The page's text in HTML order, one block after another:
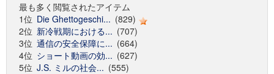
最も多く閲覧されたアイテム
1位 Die Ghettogeschi... (829)
2位 新冷戦期における... (707)
3位 通信の安全保障に... (664)
4位 ショート動画の効... (627)
5位 J.S. ミルの社会... (555)